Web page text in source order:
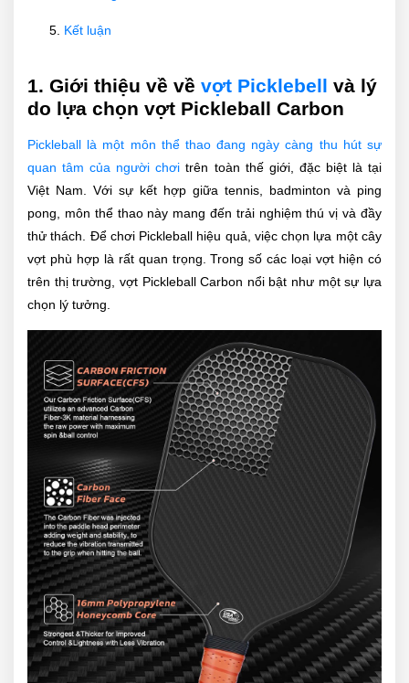
Kết luận
1. Giới thiệu về về vợt Picklebell và lý
do lựa chọn vợt Pickleball Carbon
Pickleball là một môn thể thao đang ngày càng thu hút sự
quan tâm của người chơi trên toàn thế giới, đặc biệt là tại
Việt Nam. Với sự kết hợp giữa tennis, badminton và ping
pong, môn thể thao này mang đến trải nghiệm thú vị và đầy
thử thách. Để chơi Pickleball hiệu quả, việc chọn lựa một cây
vợt phù hợp là rất quan trọng. Trong số các loại vợt hiện có
trên thị trường, vợt Pickleball Carbon nổi bật như một sự lựa
chọn lý tưởng.